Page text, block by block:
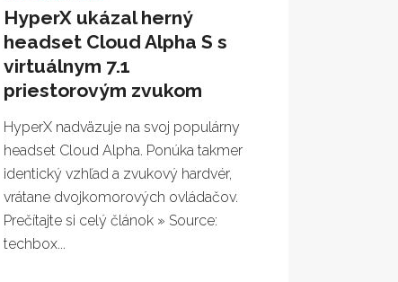
HyperX ukázal herný
headset Cloud Alpha S s
virtuálnym 7.1
priestorovým zvukom
HyperX nadväzuje na svoj populárny
headset Cloud Alpha. Ponúka takmer
identický vzhľad a zvukový hardvér,
vrátane dvojkomorových ovládačov.
Prečítajte si celý článok » Source:
techbox...